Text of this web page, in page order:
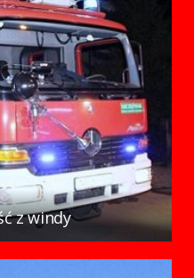
z windy